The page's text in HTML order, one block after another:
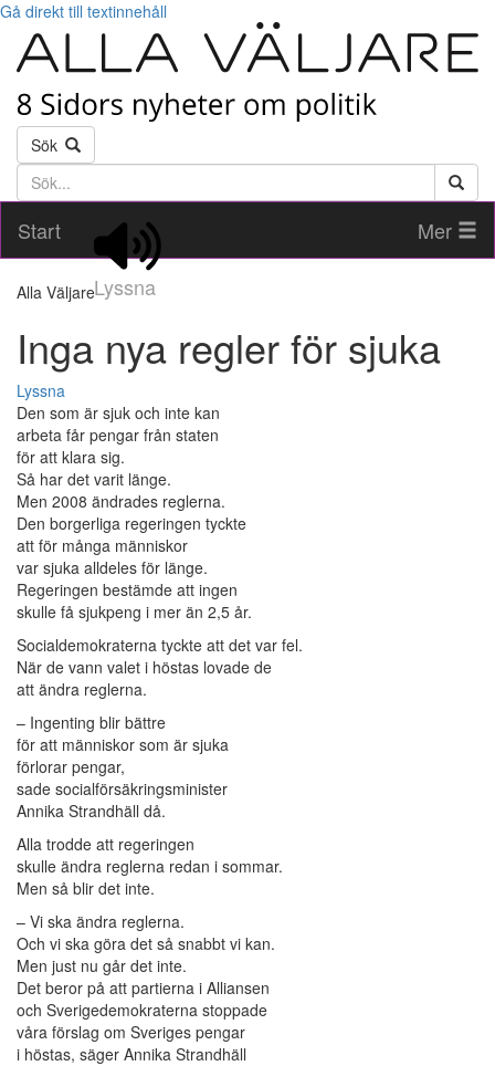
Gå direkt till textinnehåll
Sök
Söktext
Start
Lyssna
Mer
Alla Väljare
Inga nya regler för sjuka
Lyssna
Den som är sjuk och inte kan
arbeta får pengar från staten
för att klara sig.
Så har det varit länge.
Men 2008 ändrades reglerna.
Den borgerliga regeringen tyckte
att för många människor
var sjuka alldeles för länge.
Regeringen bestämde att ingen
skulle få sjukpeng i mer än 2,5 år.
Socialdemokraterna tyckte att det var fel.
När de vann valet i höstas lovade de
att ändra reglerna.
– Ingenting blir bättre
för att människor som är sjuka
förlorar pengar,
sade socialförsäkringsminister
Annika Strandhäll då.
Alla trodde att regeringen
skulle ändra reglerna redan i sommar.
Men så blir det inte.
– Vi ska ändra reglerna.
Och vi ska göra det så snabbt vi kan.
Men just nu går det inte.
Det beror på att partierna i Alliansen
och Sverigedemokraterna stoppade
våra förslag om Sveriges pengar
i höstas, säger Annika Strandhäll